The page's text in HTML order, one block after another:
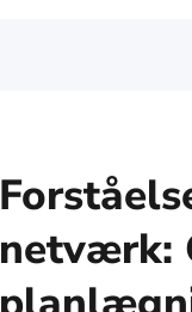
netværk: